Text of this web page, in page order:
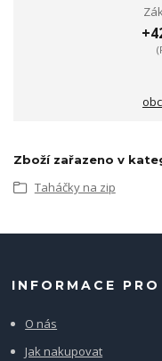
Zboží zařazeno v
Taháčky na zip
INFORMACE
O nás
Jak nakupovat